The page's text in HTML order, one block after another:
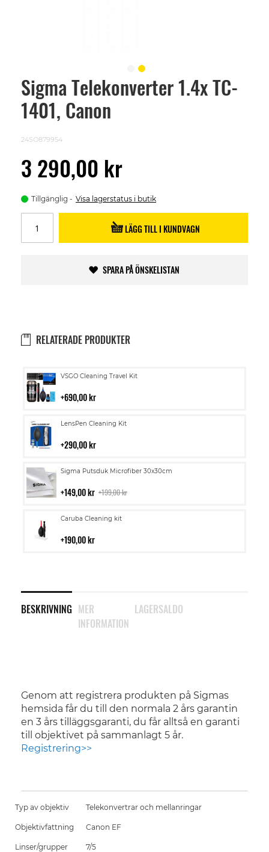
Sigma Telekonverter 1.4x TC-
1401, Canon
24SO879954
3 290,00 kr
Tillgänglig Visa lagerstatus i butik
LÄGG TILL I KUNDVAGN
SPARA PÅ ÖNSKELISTAN
RELATERADE PRODUKTER
VSGO Cleaning Travel Kit
690,00 kr
Lägg
i
LensPen Cleaning Kit
290,00 kr
Lägg
i
Sigma Putsduk Microfiber 30x30cm
149,00 kr 199,00 kr
Lägg
i
Caruba Cleaning kit
190,00 kr
Lägg
i
BESKRIVNING
Genom att registrera produkten på Sigmas
hemsida får du till den normala 2 års garantin
en 3 års tilläggsgaranti, du får alltså en garanti
till objektivet på sammanlagt 5 år.
Registrering>>
MER
INFORMATION
LAGERSALDO
Skip
beginning
images
Typ av objektiv Telekonvertrar och mellanringar
Objektivfattning Canon EF
Linser/grupper 7/5